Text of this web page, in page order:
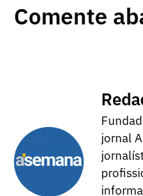
Comente
jornal